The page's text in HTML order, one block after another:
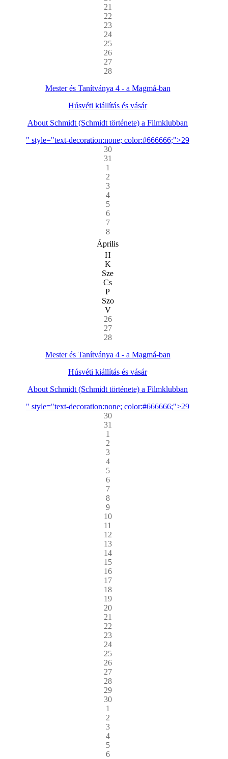
21
22
23
24
25
26
27
28
Mester és Tanítványa 4 - a Magmá-ban
Húsvéti kiállítás és vásár
About Schmidt (Schmidt története) a Filmklubban
" style="text-decoration:none; color:#666666;">29
30
31
1
2
3
4
5
6
7
8
Április
H
K
Sze
Cs
P
Szo
V
26
27
28
Mester és Tanítványa 4 - a Magmá-ban
Húsvéti kiállítás és vásár
About Schmidt (Schmidt története) a Filmklubban
" style="text-decoration:none; color:#666666;">29
30
31
1
2
3
4
5
6
7
8
9
10
11
12
13
14
15
16
17
18
19
20
21
22
23
24
25
26
27
28
29
30
1
2
3
4
5
6